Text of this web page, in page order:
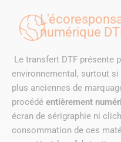
numérique
Le transfert DTF présente
environnemental, surtout
plus anciennes de
procédé entièrement
écran de sérigraphie ni
consommation de ces